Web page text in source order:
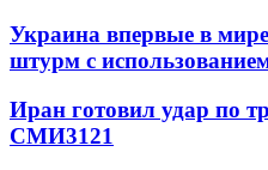
Украина впервые в
штурм с
Иран готовил удар по
СМИ3121